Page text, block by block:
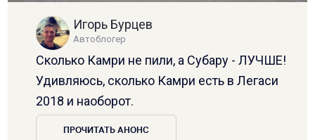
Игорь Бурцев
Автоблогер
Сколько Камри не пили, а Субару - ЛУЧШЕ!
Удивляюсь, сколько Камри есть в Легаси
2018 и наоборот.
ПРОЧИТАТЬ АНОНС